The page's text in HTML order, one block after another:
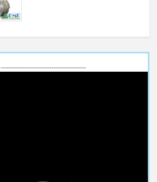
------------------------------------------